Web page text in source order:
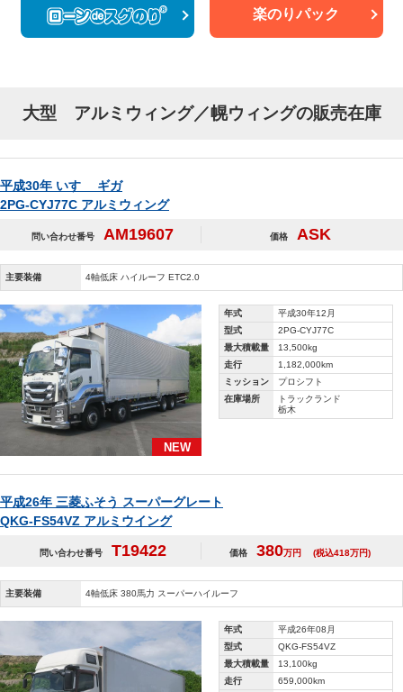
楽のりパック
大型 アルミウィング／幌ウィングの販売在庫
平成30年 いすゞ ギガ
2PG-CYJ77C アルミウィング
問い合わせ番号 AM19607 価格 ASK
主要装備 4軸低床 ハイルーフ ETC2.0
NEW
年式
平成30年12月
型式
2PG-CYJ77C
最大積載量
13,500kg
走行
1,182,000km
ミッション
プロシフト
在庫場所
トラックランド
栃木
平成26年 三菱ふそう スーパーグレート
QKG-FS54VZ アルミウイング
問い合わせ番号 T19422 価格 380万円 (税込418万円)
主要装備 4軸低床 380馬力 スーパーハイルーフ
年式
平成26年08月
型式
QKG-FS54VZ
最大積載量
13,100kg
走行
659,000km